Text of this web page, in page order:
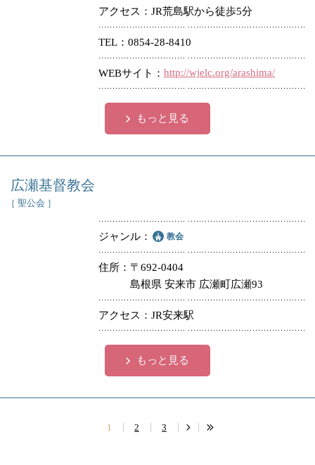
アクセス JR荒島駅から徒歩5分
TEL 0854-28-8410
WEBサイト http://wjelc.org/arashima/
もっと見る
広瀬基督教会
［ 聖公会 ］
ジャンル 教会
住所
〒692-0404
島根県 安来市 広瀬町広瀬93
アクセス JR安来駅
もっと見る
1 2 3